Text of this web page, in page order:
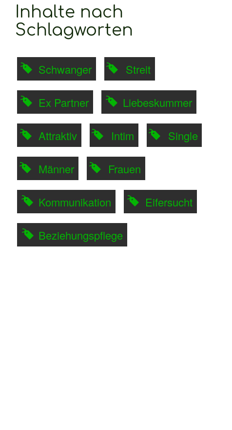
Inhalte nach
Schlagworten
Schwanger Streit
Ex Partner Liebeskummer
Attraktiv Intim Single
Männer Frauen
Kommunikation Eifersucht
Beziehungspflege